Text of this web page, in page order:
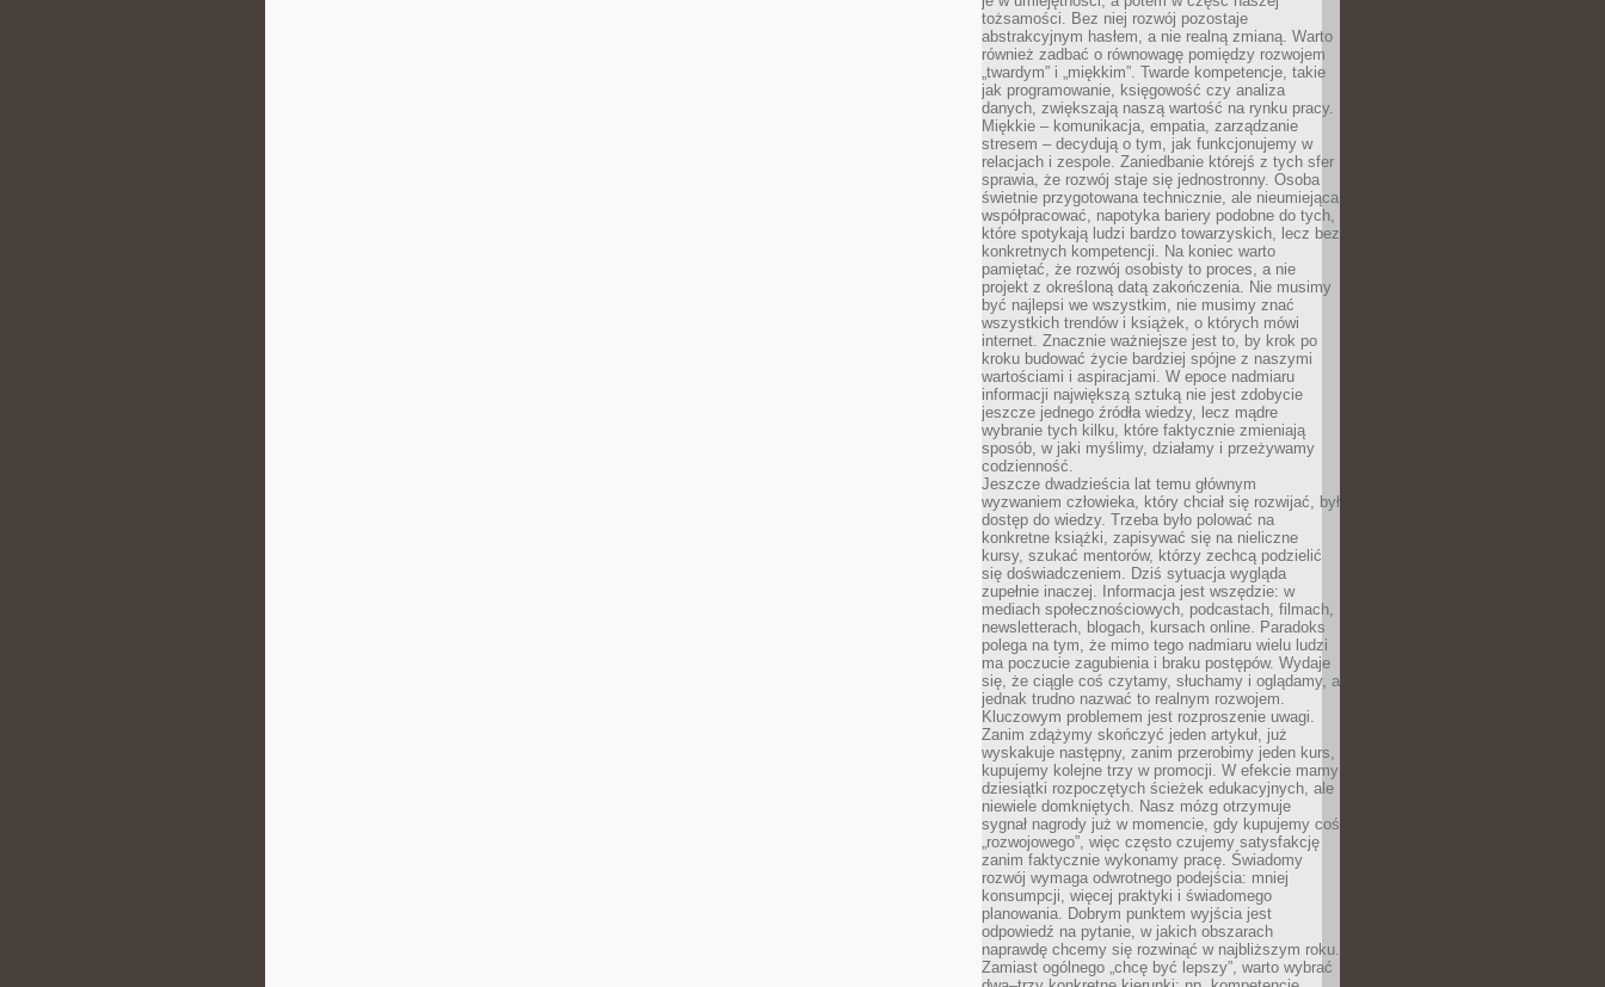
tożsamości. Bez niej rozwój pozostaje
abstrakcyjnym hasłem, a nie realną zmianą. Warto
również zadbać o równowagę pomiędzy rozwojem
„twardym” i „miękkim”. Twarde kompetencje, takie
jak programowanie, księgowość czy analiza
danych, zwiększają naszą wartość na rynku pracy.
Miękkie – komunikacja, empatia, zarządzanie
stresem – decydują o tym, jak funkcjonujemy w
relacjach i zespole. Zaniedbanie którejś z tych sfer
sprawia, że rozwój staje się jednostronny. Osoba
świetnie przygotowana technicznie, ale nieumiejąca
współpracować, napotyka bariery podobne do tych,
które spotykają ludzi bardzo towarzyskich, lecz bez
konkretnych kompetencji. Na koniec warto
pamiętać, że rozwój osobisty to proces, a nie
projekt z określoną datą zakończenia. Nie musimy
być najlepsi we wszystkim, nie musimy znać
wszystkich trendów i książek, o których mówi
internet. Znacznie ważniejsze jest to, by krok po
kroku budować życie bardziej spójne z naszymi
wartościami i aspiracjami. W epoce nadmiaru
informacji największą sztuką nie jest zdobycie
jeszcze jednego źródła wiedzy, lecz mądre
wybranie tych kilku, które faktycznie zmieniają
sposób, w jaki myślimy, działamy i przeżywamy
codzienność.
Jeszcze dwadzieścia lat temu głównym
wyzwaniem człowieka, który chciał się rozwijać, był
dostęp do wiedzy. Trzeba było polować na
konkretne książki, zapisywać się na nieliczne
kursy, szukać mentorów, którzy zechcą podzielić
się doświadczeniem. Dziś sytuacja wygląda
zupełnie inaczej. Informacja jest wszędzie: w
mediach społecznościowych, podcastach, filmach,
newsletterach, blogach, kursach online. Paradoks
polega na tym, że mimo tego nadmiaru wielu ludzi
ma poczucie zagubienia i braku postępów. Wydaje
się, że ciągle coś czytamy, słuchamy i oglądamy, a
jednak trudno nazwać to realnym rozwojem.
Kluczowym problemem jest rozproszenie uwagi.
Zanim zdążymy skończyć jeden artykuł, już
wyskakuje następny, zanim przerobimy jeden kurs,
kupujemy kolejne trzy w promocji. W efekcie mamy
dziesiątki rozpoczętych ścieżek edukacyjnych, ale
niewiele domkniętych. Nasz mózg otrzymuje
sygnał nagrody już w momencie, gdy kupujemy coś
„rozwojowego”, więc często czujemy satysfakcję
zanim faktycznie wykonamy pracę. Świadomy
rozwój wymaga odwrotnego podejścia: mniej
konsumpcji, więcej praktyki i świadomego
planowania. Dobrym punktem wyjścia jest
odpowiedź na pytanie, w jakich obszarach
naprawdę chcemy się rozwinąć w najbliższym roku.
Zamiast ogólnego „chcę być lepszy”, warto wybrać